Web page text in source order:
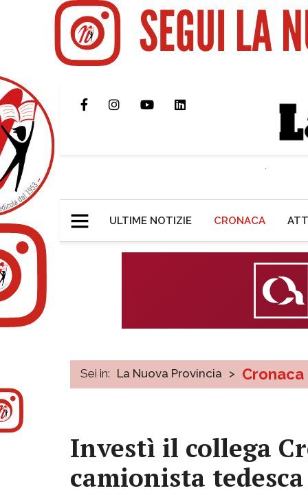
ULTIME NOTIZIE CRONACA
Sei in: La Nuova Provincia > Cronaca
Investì il collega
camionista tedesca